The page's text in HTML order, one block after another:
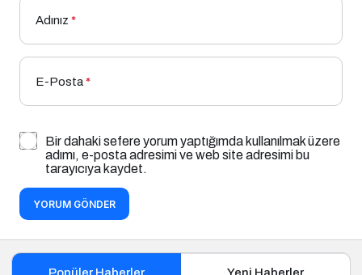
Adınız *
E-Posta*
Bir dahaki sefere yorum yaptığımda kullanılmak üzere
adımı, e-posta adresimi ve web site adresimi bu
tarayıcıya kaydet.
YORUM GÖNDER
Popüler Haberler Yeni Haberler